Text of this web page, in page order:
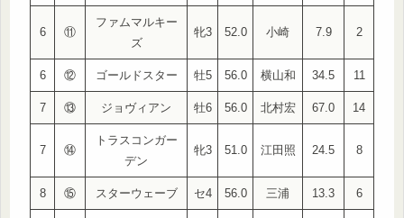
6 ⑪
ファムマルキー
ズ
牝3 52.0 小崎 7.9 2
6 ⑫ ゴールドスター 牡5 56.0 横山和 34.5 11
7 ⑬ ジョヴィアン 牡6 56.0 北村宏 67.0 14
7 ⑭
トラスコンガー
デン
牝3 51.0 江田照 24.5 8
8 ⑮ スターウェーブ セ4 56.0 三浦 13.3 6